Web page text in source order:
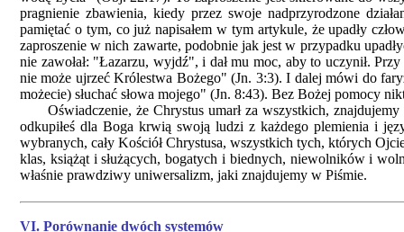
pragnienie zbawienia, kiedy przez swoje nadprzyrodzone
pamiętać o tym, co już napisałem w tym artykule, że upadły
zaproszenie w nich zawarte, podobnie jak jest w przypadku
nie zawołał: "Łazarzu, wyjdź", i dał mu moc, aby to uczynił.
nie może ujrzeć Królestwa Bożego" (Jn. 3:3). I dalej mówi do
możecie) słuchać słowa mojego" (Jn. 8:43). Bez Bożej pomocy
Oświadczenie, że Chrystus umarł za wszystkich, znajdujemy
odkupiłeś dla Boga krwią swoją ludzi z każdego plemienia i
wybranych, cały Kościół Chrystusa, wszystkich tych, których
klas, książąt i służących, bogatych i biednych, niewolników i
właśnie prawdziwy uniwersalizm, jaki znajdujemy w Piśmie.
VI. Porównanie dwóch systemów